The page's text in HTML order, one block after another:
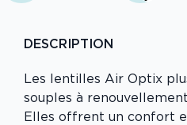
DESCRIPTION
Les lentilles Air Optix
souples à
Elles offrent un confort